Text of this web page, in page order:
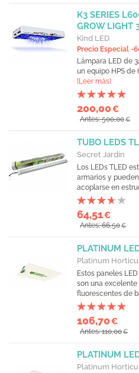
K3 SERIES
GROW LIGHT
Kind LED
Precio Especial -
Lámpara LED de
un equipo HPS de
[Leer más]
200,00€
Antes: 500,00€
TUBO LEDS
Secret Jardin
Los LEDs TLED
armarios y
acoplarse en
64,51€
Antes: 66,50€
PLATINUM
Platinum
Estos paneles
son una
fluorescentes de
106,70€
Antes: 110,00€
PLATINUM
Platinum